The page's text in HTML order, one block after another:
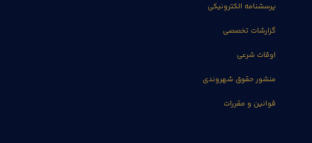
پرسشنامه الکترونیکی
گزارشات تخصصی
اوقات شرعی
منشور حقوق شهروندی
قوانین و مقررات